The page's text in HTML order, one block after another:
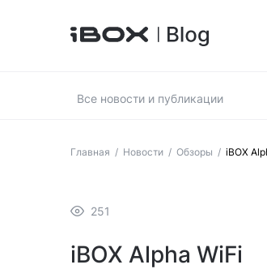
Все новости и публикации
Главная / Новости / Обзоры / iBOX
251
iBOX Alpha WiFi